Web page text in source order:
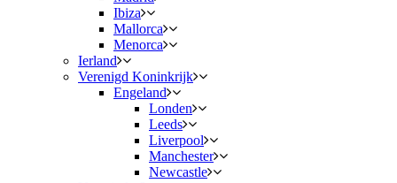
Ibiza
Mallorca
Menorca
Ierland
Verenigd Koninkrijk
Engeland
Londen
Leeds
Liverpool
Manchester
Newcastle